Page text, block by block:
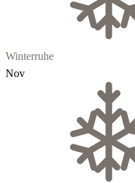
Winterruhe
Nov